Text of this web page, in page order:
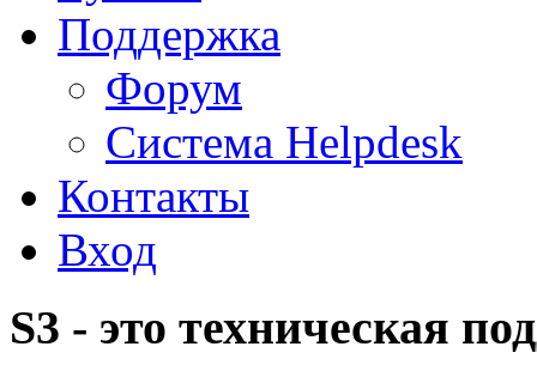
Поддержка
Форум
Система Helpdesk
Контакты
Вход
S3 - это техническая